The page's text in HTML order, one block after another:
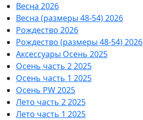
Весна 2026
Весна (размеры 48-54) 2026
Рождество 2026
Рождество (размеры 48-54) 2026
Аксессуары Осень 2025
Осень часть 2 2025
Осень часть 1 2025
Осень PW 2025
Лето часть 2 2025
Лето часть 1 2025